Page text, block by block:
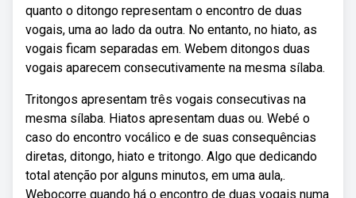
quanto o ditongo representam o encontro de duas
vogais, uma ao lado da outra. No entanto, no hiato, as
vogais ficam separadas em. Webem ditongos duas
vogais aparecem consecutivamente na mesma sílaba.
Tritongos apresentam três vogais consecutivas na
mesma sílaba. Hiatos apresentam duas ou. Webé o
caso do encontro vocálico e de suas consequências
diretas, ditongo, hiato e tritongo. Algo que dedicando
total atenção por alguns minutos, em uma aula,.
Webocorre quando há o encontro de duas vogais numa